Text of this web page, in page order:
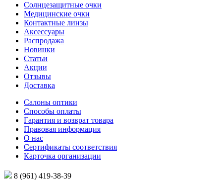
Солнцезащитные очки
Медицинские очки
Контактные линзы
Аксессуары
Распродажа
Новинки
Статьи
Акции
Отзывы
Доставка
Салоны оптики
Способы оплаты
Гарантия и возврат товара
Правовая информация
О нас
Сертификаты соответствия
Карточка организации
8 (961) 419-38-39